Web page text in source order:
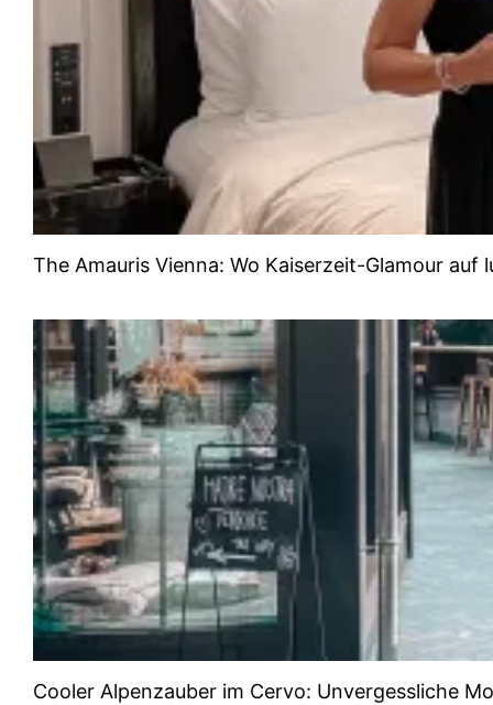
The Amauris Vienna: Wo Kaiserzeit-Glamour auf
Cooler Alpenzauber im Cervo: Unvergessliche